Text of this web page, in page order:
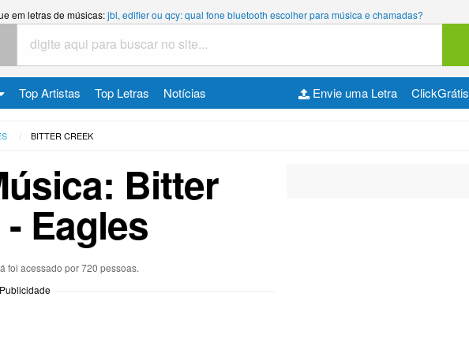
em letras de músicas:jbl, edifier ou qcy: qual fone bluetooth escolher para música e chamadas?
Top Artistas Top Letras Notícias ClickGrátis
Envie uma Letra
BITTER CREEK
Bitter
Eagles
foi acessado por 720 pessoas.
Publicidade